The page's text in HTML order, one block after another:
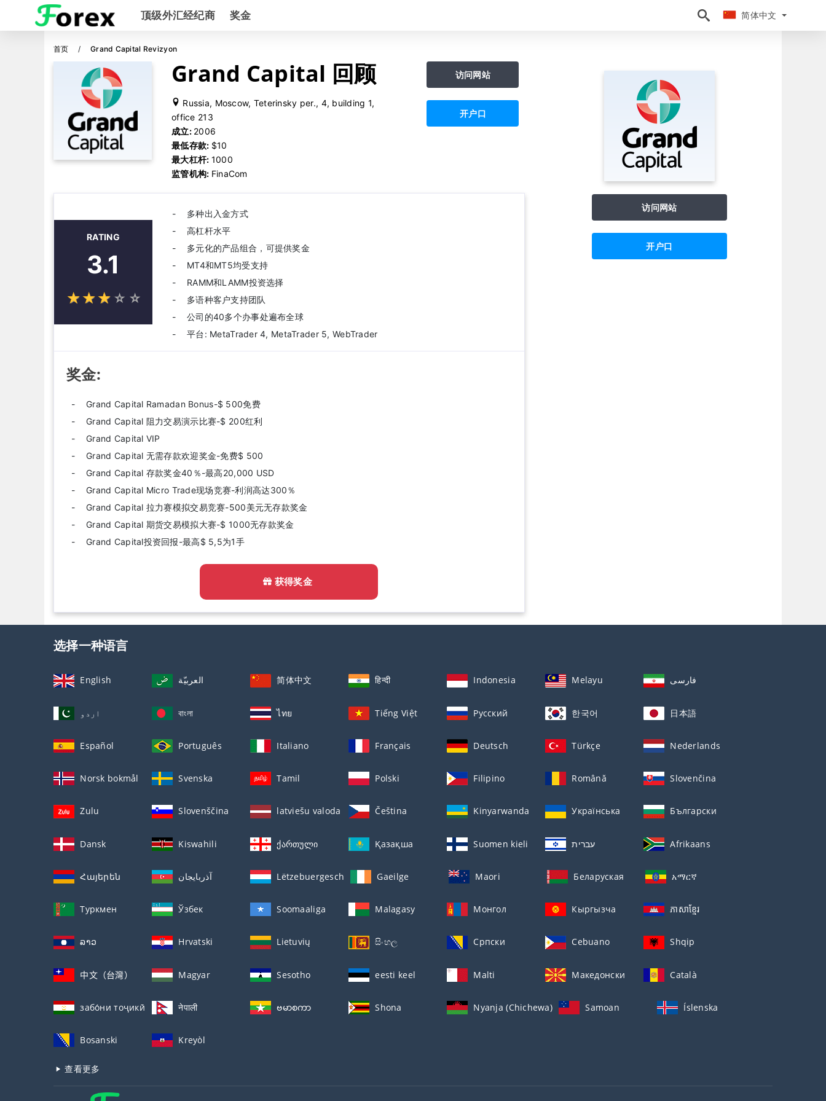
简体中文
顶级外汇经纪商 奖金 简体中文
首页 Grand Capital Revizyon
Grand Capital 回顾
Russia, Moscow, Teterinsky per., 4, building 1,
office 213
成立: 2006
最低存款: $10
最大杠杆: 1000
监管机构: FinaCom
访问网站
开户口
RATING
3.1
☆☆☆☆ ☆
★★★★ ★
多种出入金方式
高杠杆水平
多元化的产品组合，可提供奖金
MT4和MT5均受支持
RAMM和LAMM投资选择
多语种客户支持团队
公司的40多个办事处遍布全球
平台: MetaTrader 4, MetaTrader 5, WebTrader
奖金:
Grand Capital Ramadan Bonus-$ 500免费
Grand Capital 阻力交易演示比赛-$ 200红利
Grand Capital VIP
Grand Capital 无需存款欢迎奖金-免费$ 500
Grand Capital 存款奖金40％-最高20,000 USD
Grand Capital Micro Trade现场竞赛-利润高达300％
Grand Capital 拉力赛模拟交易竞赛-500美元无存款奖金
Grand Capital 期货交易模拟大赛-$ 1000无存款奖金
Grand Capital投资回报-最高$ 5,5为1手
获得奖金
访问网站
开户口
选择一种语言
English العربيّة 简体中文 हिन्दी Indonesia Melayu فارسی
اردو বাংলা ไทย Tiếng Việt Русский 한국어 日本語
Español Português Italiano Français Deutsch Türkçe Nederlands
Norsk bokmål Svenska Tamil Polski Filipino Română Slovenčina
Zulu Slovenščina latviešu valoda Čeština Kinyarwanda Українська Български
Dansk Kiswahili ქართული Қазақша Suomen kieli עברית Afrikaans
Հայերեն آذربايجان Lëtzebuergesch Gaeilge Maori Беларуская አማርኛ
Туркмен Ўзбек Soomaaliga Malagasy Монгол Кыргызча ភាសាខ្មែរ
ລາວ Hrvatski Lietuvių සිංහල Српски Cebuano Shqip
中文（台灣） Magyar Sesotho eesti keel Malti Македонски Català
забо́ни тоҷикӣ́ नेपाली ဗမာစကာ Shona Nyanja (Chichewa) Samoan Íslenska
Bosanski Kreyòl
查看更多